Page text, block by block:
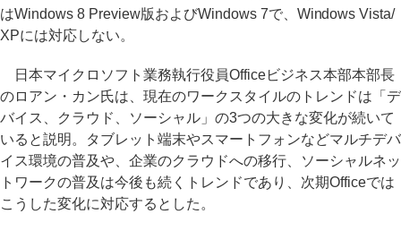
はWindows 8 Preview版およびWindows 7で、Windows Vista/
XPには対応しない。
日本マイクロソフト業務執行役員Officeビジネス本部本部長
のロアン・カン氏は、現在のワークスタイルのトレンドは「デ
バイス、クラウド、ソーシャル」の3つの大きな変化が続いて
いると説明。タブレット端末やスマートフォンなどマルチデバ
イス環境の普及や、企業のクラウドへの移行、ソーシャルネッ
トワークの普及は今後も続くトレンドであり、次期Officeでは
こうした変化に対応するとした。